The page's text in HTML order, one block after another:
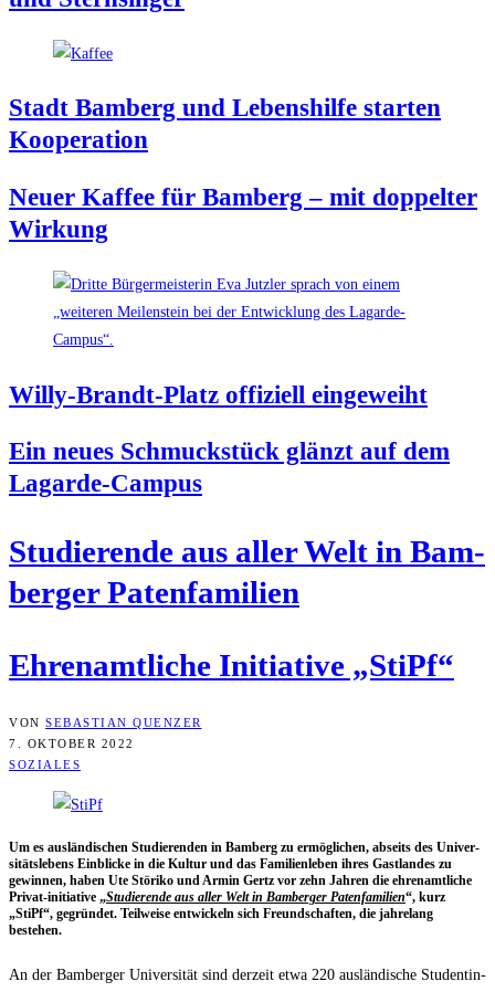
Stadt Bam­berg und Lebens­hil­fe star­ten
Kooperation
Neu­er Kaf­fee für Bam­berg – mit dop­pel­ter
Wirkung
Wil­ly-Brandt-Platz offi­zi­ell eingeweiht
Ein neu­es Schmuck­stück glänzt auf dem
Lagarde-Campus
Stu­die­ren­de aus aller Welt in Bam­
ber­ger Patenfamilien
Ehren­amt­li­che Initia­ti­ve „StiPf“
VON SEBASTIAN QUENZER
7. OKTOBER 2022
SOZIALES
Um es aus­län­di­schen Stu­die­ren­den in Bam­berg zu ermög­li­chen, abseits des Uni­ver­
si­täts­le­bens Ein­bli­cke in die Kul­tur und das Fami­li­en­le­ben ihres Gast­lan­des zu
gewin­nen, haben Ute Stö­ri­ko und Armin Gertz vor zehn Jah­ren die ehren­amt­li­che
Pri­vat-initia­ti­ve „Stu­die­ren­de aus aller Welt in Bam­ber­ger Paten­fa­mi­li­en“, kurz
„StiPf“, gegrün­det. Teil­wei­se ent­wi­ckeln sich Freund­schaf­ten, die jah­re­lang
bestehen.
An der Bam­ber­ger Uni­ver­si­tät sind der­zeit etwa 220 aus­län­di­sche Stu­den­tin­